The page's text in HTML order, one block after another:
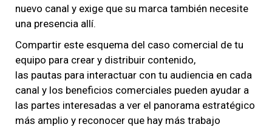
nuevo canal y exige que su marca también necesite
una presencia allí.
Compartir este esquema del caso comercial de tu
equipo para crear y distribuir contenido,
las pautas para interactuar con tu audiencia en cada
canal y los beneficios comerciales pueden ayudar a
las partes interesadas a ver el panorama estratégico
más amplio y reconocer que hay más trabajo